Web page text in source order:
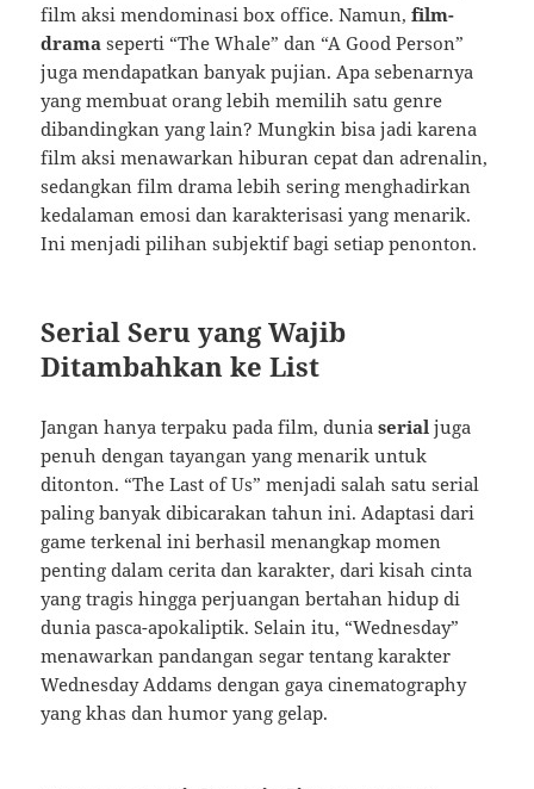
film aksi mendominasi box office. Namun,film-
drama seperti “The Whale” dan “A Good Person”
juga mendapatkan banyak pujian. Apa sebenarnya
yang membuat orang lebih memilih satu genre
dibandingkan yang lain? Mungkin bisa jadi karena
film aksi menawarkan hiburan cepat dan adrenalin,
sedangkan film drama lebih sering menghadirkan
kedalaman emosi dan karakterisasi yang menarik.
Ini menjadi pilihan subjektif bagi setiap penonton.
Serial Seru yang Wajib
Ditambahkan ke List
Jangan hanya terpaku pada film, duniaserial juga
penuh dengan tayangan yang menarik untuk
ditonton. “The Last of Us” menjadi salah satu serial
paling banyak dibicarakan tahun ini. Adaptasi dari
game terkenal ini berhasil menangkap momen
penting dalam cerita dan karakter, dari kisah cinta
yang tragis hingga perjuangan bertahan hidup di
dunia pasca-apokaliptik. Selain itu, “Wednesday”
menawarkan pandangan segar tentang karakter
Wednesday Addams dengan gaya cinematography
yang khas dan humor yang gelap.